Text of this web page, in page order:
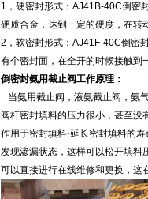
1，硬密封形式：AJ41B-40C倒密
硬质合金，达到一定的硬度，在转
2，软密封形式：AJ41F-40C倒密
有个密封面，在全开的时候接触到
倒密封氨用截止阀工作原理：
当氨用截止阀，液氨截止阀，氨
阀杆密封填料的压力很小，甚至没
作用于密封填料·延长密封填料的
发现渗漏状态，这样可以松开填料
可以直接进行在线维修和更换，这